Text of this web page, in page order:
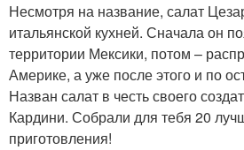
Несмотря на название, салат
итальянской кухней. Сначала он
территории Мексики, потом –
Америке, а уже после этого и по
Назван салат в честь своего
Кардини. Собрали для тебя 20
приготовления!